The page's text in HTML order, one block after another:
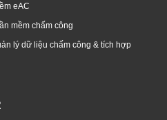
eAC
mềm chấm công
lý dữ liệu chấm công & tích hợp